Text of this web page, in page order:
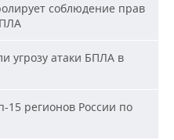
соблюдение прав
угрозу атаки БПЛА в
15 регионов России по